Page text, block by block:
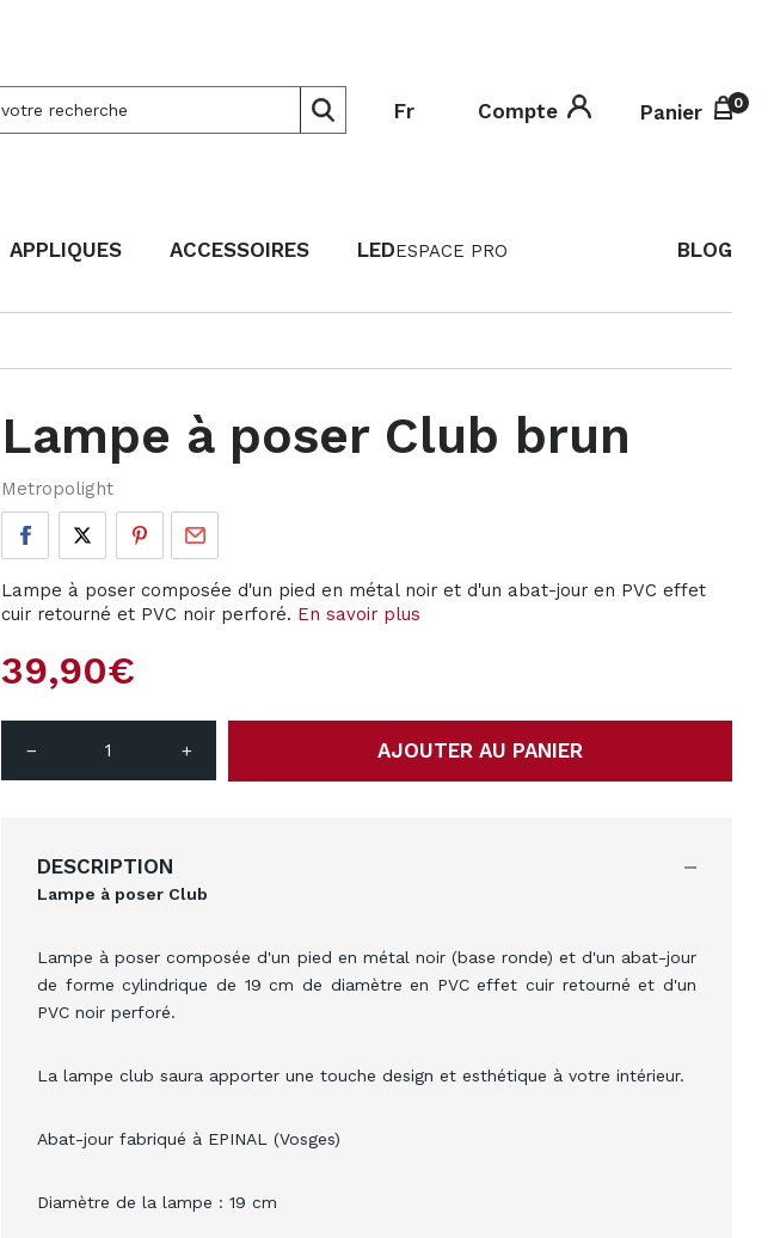
Fr Panier 0
0
Compte
APPLIQUES ACCESSOIRES LEDESPACE PRO BLOG
Lampe à poser Club brun
Metropolight
Lampe à poser composée d'un pied en métal noir et d'un abat-jour en PVC effet
cuir retourné et PVC noir perforé. En savoir plus
39,90€
add
remove AJOUTER AU PANIER
DESCRIPTION
Lampe à poser Club
Lampe à poser composée d'un pied en métal noir (base ronde) et d'un abat-jour
de forme cylindrique de 19 cm de diamètre en PVC effet cuir retourné et d'un
PVC noir perforé.
La lampe club saura apporter une touche design et esthétique à votre intérieur.
Abat-jour fabriqué à EPINAL (Vosges)
Diamètre de la lampe : 19 cm